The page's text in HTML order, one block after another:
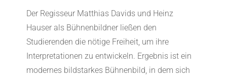
Der Regisseur Matthias Davids und Heinz
Hauser als Bühnenbildner ließen den
Studierenden die nötige Freiheit, um ihre
Interpretationen zu entwickeln. Ergebnis ist ein
modernes bildstarkes Bühnenbild, in dem sich